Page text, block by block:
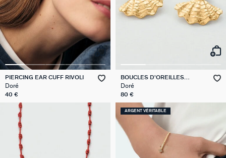
PIERCING EAR CUFF RIVOLI
Doré
40 €
BOUCLES D'OREILLES
PENDANTES CALYPSO
Doré
80 €
ARGENT VÉRITABLE